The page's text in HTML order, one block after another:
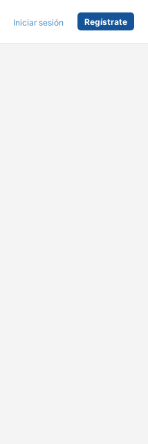
Iniciar sesión Regístrate